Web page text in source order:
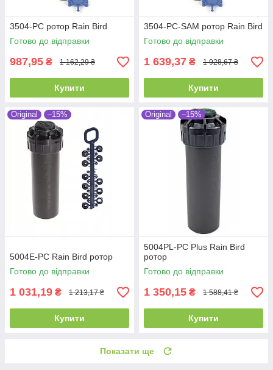
3504-PC ротор Rain Bird
Готово до відправки
987,95 ₴ 1 162,29 ₴
Купити
3504-PC-SAM ротор Rain Bird
Готово до відправки
1 639,37 ₴ 1 928,67 ₴
Купити
Original –15%
5004E-PC Rain Bird ротор
Готово до відправки
1 031,19 ₴ 1 213,17 ₴
Купити
Original –15%
5004PL-PC Plus Rain Bird
ротор
Готово до відправки
1 350,15 ₴ 1 588,41 ₴
Купити
Показати ще